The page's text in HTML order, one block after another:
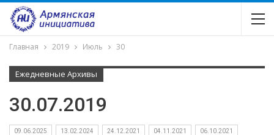
Главная 2019 Июль 30
Ежедневные Архивы
30.07.2019
09.06.2025 13.02.2024 24.12.2021 04.11.2021 06.10.2021